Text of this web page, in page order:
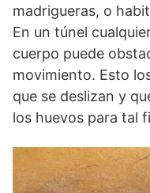
madrigueras, o
En un túnel
cuerpo puede
movimiento. Esto
que se deslizan y
los huevos para tal